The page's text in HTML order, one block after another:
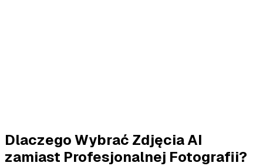
Dlaczego Wybrać Zdjęcia AI
zamiast Profesjonalnej Fotografii?